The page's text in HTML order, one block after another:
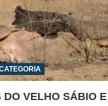
DO VELHO SÁBIO